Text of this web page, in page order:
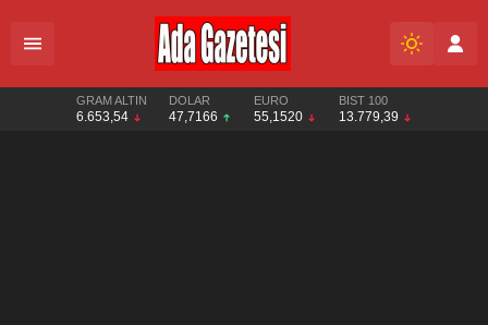
GRAM ALTIN
6.653,54
DOLAR
47,7166
EURO
55,1520
BIST 100
13.779,39